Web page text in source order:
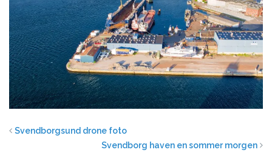
Svendborgsund drone foto
Svendborg haven en sommer morgen